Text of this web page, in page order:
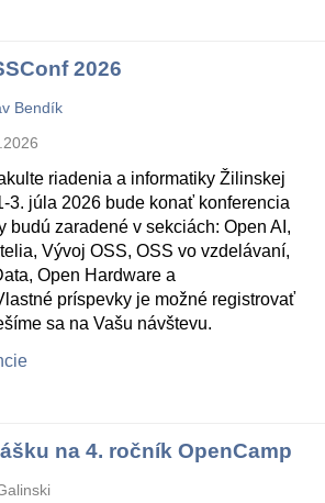
2026
Bendík
riadenia a informatiky Žilinskej
3. júla 2026 bude konať konferencia
budú zaradené v sekciách: Open AI,
Vývoj OSS, OSS vo vzdelávaní,
Open Hardware a
príspevky je možné registrovať
sa na Vašu návštevu.
na 4. ročník OpenCamp